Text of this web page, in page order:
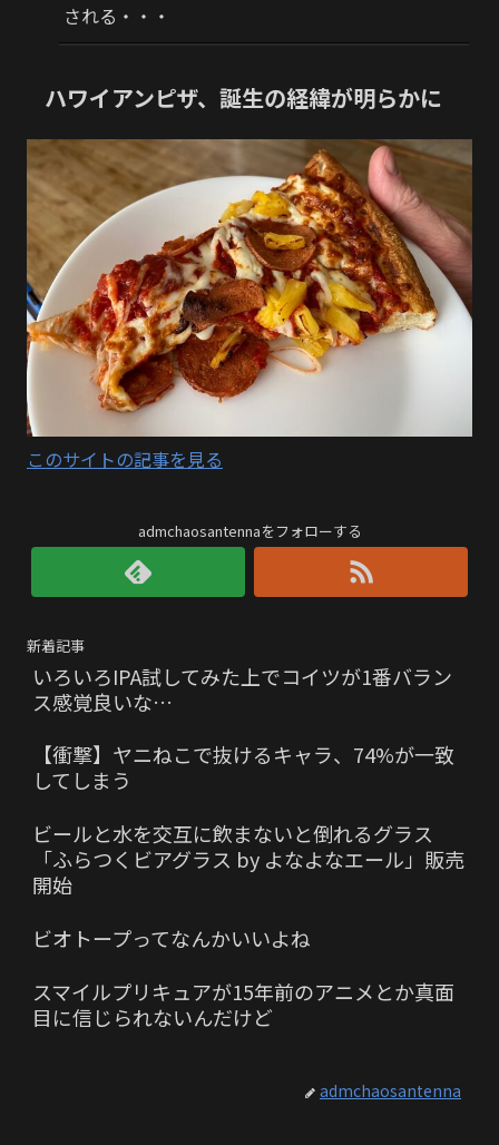
される・・・
ハワイアンピザ、誕生の経緯が明らかに
このサイトの記事を見る
admchaosantennaをフォローする
新着記事
いろいろIPA試してみた上でコイツが1番バラン
ス感覚良いな…
【衝撃】ヤニねこで抜けるキャラ、74%が一致
してしまう
ビールと水を交互に飲まないと倒れるグラス
「ふらつくビアグラス by よなよなエール」販売
開始
ビオトープってなんかいいよね
スマイルプリキュアが15年前のアニメとか真面
目に信じられないんだけど
admchaosantenna